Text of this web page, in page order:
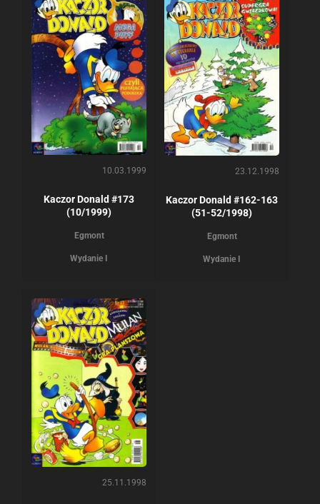
10.03.1999
Kaczor Donald #173
(10/1999)
Egmont
Wydanie I
23.12.1998
Kaczor Donald #162-163
(51-52/1998)
Egmont
Wydanie I
25.11.1998